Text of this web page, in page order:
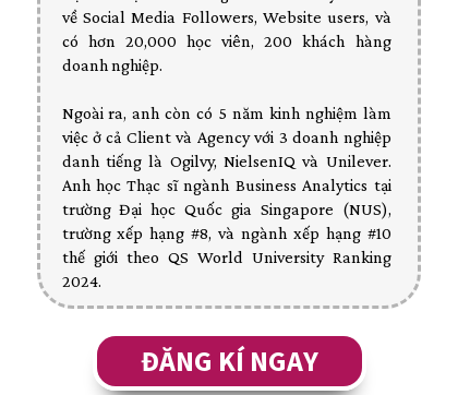
ĐĂNG KÍ NGAY
về Social Media Followers, Website users, và
có hơn 20,000 học viên, 200 khách hàng
doanh nghiệp.
Ngoài ra, anh còn có 5 năm kinh nghiệm làm
việc ở cả Client và Agency với 3 doanh nghiệp
danh tiếng là Ogilvy, NielsenIQ và Unilever.
Anh học Thạc sĩ ngành Business Analytics tại
trường Đại học Quốc gia Singapore (NUS),
trường xếp hạng #8, và ngành xếp hạng #10
thế giới theo QS World University Ranking
2024.